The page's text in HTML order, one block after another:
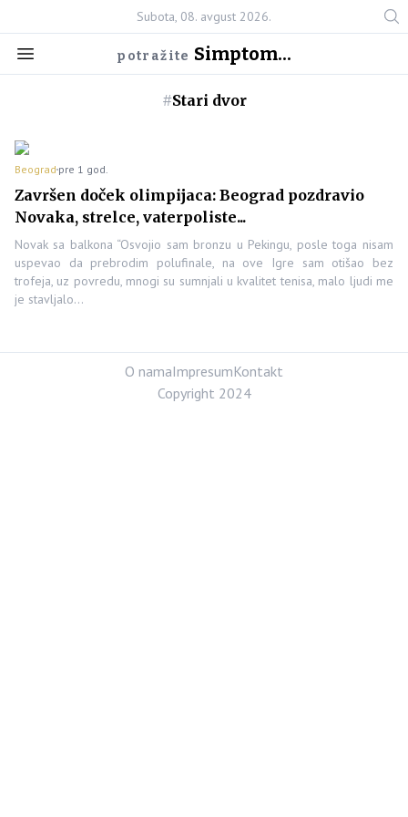
Subota, 08. avgust 2026.
potražite Simptom...
#Stari dvor
Beograd pre 1 god.
Završen doček olimpijaca: Beograd pozdravio
Novaka, strelce, vaterpoliste...
Novak sa balkona “Osvojio sam bronzu u Pekingu, posle toga nisam
uspevao da prebrodim polufinale, na ove Igre sam otišao bez
trofeja, uz povredu, mnogi su sumnjali u kvalitet tenisa, malo ljudi me
je stavljalo…
Copyright 2024
O namaImpresumKontakt